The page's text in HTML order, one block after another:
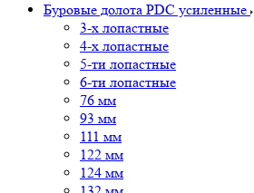
Буровые долота PDC усиленные
3-х лопастные
4-х лопастные
5-ти лопастные
6-ти лопастные
76 мм
93 мм
111 мм
122 мм
124 мм